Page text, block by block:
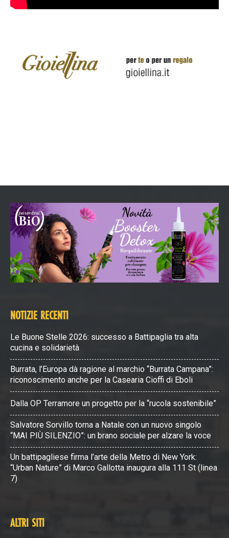
NOTIZIE RECENTI
Le Buone Stelle 2026: successo a Battipaglia tra alta
cucina e solidarietà
Burrata, l’Europa dà ragione al marchio “Burrata Campana”:
riconoscimento anche per la Casearia Cioffi di Eboli
Dalla OP Terramore un progetto per la “rucola sostenibile”
Salvatore Sorvillo torna a Natale con un nuovo singolo
“MAI PIÙ SILENZIO”: un brano sociale per alzare la voce
Un battipagliese firma l’arte della Metro di New York:
“Urban Nature” di Marco Gallotta inaugura alla 111 St (linea
7)
ALTRI SITI